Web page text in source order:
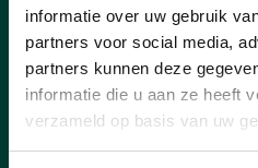
informatie over uw gebruik
partners voor social media,
partners kunnen deze
informatie die u aan ze heeft
verzameld op basis van uw
Welzijn